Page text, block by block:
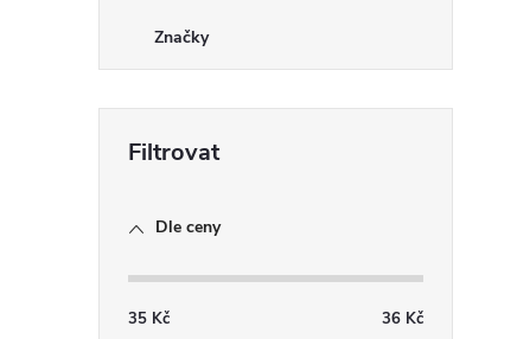
Značky
Dle ceny
35 Kč 36 Kč